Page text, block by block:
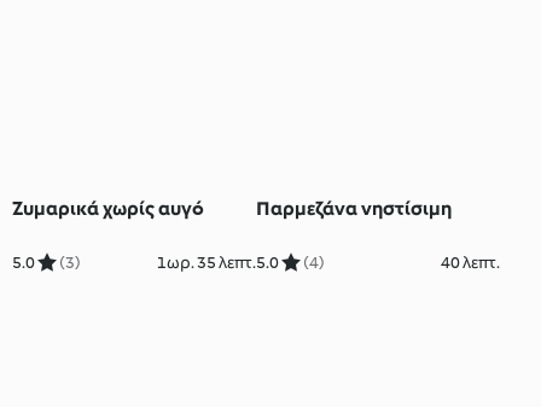
Ζυμαρικά χωρίς αυγό
5.0 (3) 1ωρ. 35 λεπτ.
Παρμεζάνα νηστίσιμη
5.0 (4) 40 λεπτ.